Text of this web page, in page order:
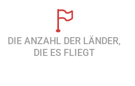
DIE ANZAHL DER LÄNDER,
DIE ES FLIEGT